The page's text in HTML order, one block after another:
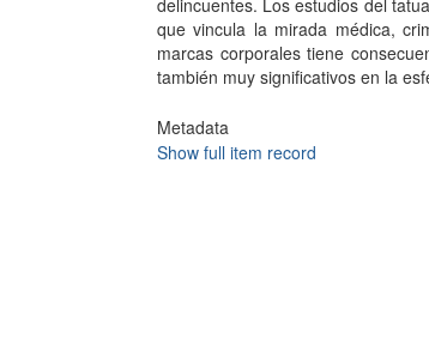
delincuentes. Los estudios del
que vincula la mirada médica,
marcas corporales tiene
también muy significativos en la
Metadata
Show full item record